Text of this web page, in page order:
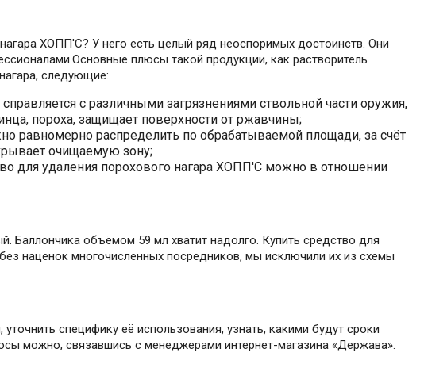
ХОПП'С? У него есть целый ряд неоспоримых достоинств. Они
плюсы такой продукции, как растворитель
следующие:
с различными загрязнениями ствольной части оружия,
пороха, защищает поверхности от ржавчины;
равномерно распределить по обрабатываемой площади, за счёт
очищаемую зону;
для удаления порохового нагара ХОПП'С можно в отношении
Баллончика объёмом 59 мл хватит надолго. Купить средство для
наценок многочисленных посредников, мы исключили их из схемы
специфику её использования, узнать, какими будут сроки
можно, связавшись с менеджерами интернет-магазина «Держава».